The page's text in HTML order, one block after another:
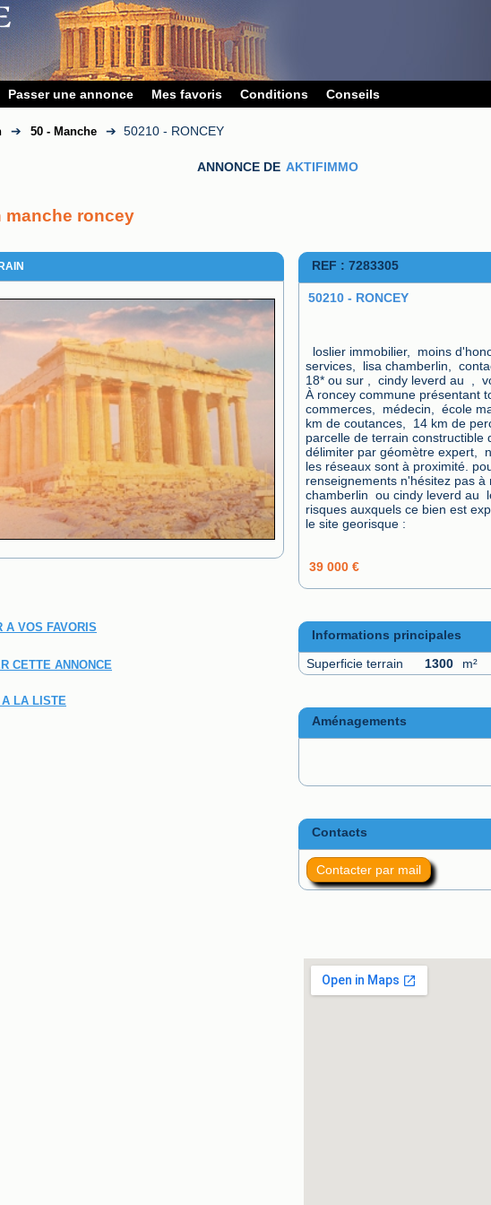
Passer une annonce Mes favoris Conditions Conseils
➔ 50 - Manche ➔ 50210 - RONCEY
ANNONCE DE AKTIFIMMO
manche roncey
A VOS FAVORIS
CETTE ANNONCE
A LA LISTE
REF : 7283305
50210 - RONCEY
services,  lisa chamberlin,
18* ou sur ,  cindy leverd au  ,
À roncey commune présentant
commerces,  médecin,  école
km de coutances,  14 km de
parcelle de terrain constructible
délimiter par géomètre expert,
les réseaux sont à proximité.
renseignements n'hésitez pas à
chamberlin  ou cindy leverd au
risques auxquels ce bien est
le site georisque :
39 000 €
Informations principales
Superficie terrain
1300 m²
Aménagements
Contacts
Contacter par mail